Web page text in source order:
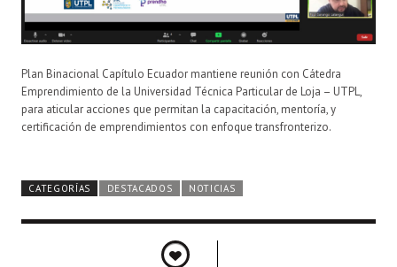
Plan Binacional Capítulo Ecuador mantiene reunión con Cátedra
Emprendimiento de la Universidad Técnica Particular de Loja – UTPL,
para aticular acciones que permitan la capacitación, mentoría, y
certificación de emprendimientos con enfoque transfronterizo.
CATEGORÍAS DESTACADOS NOTICIAS